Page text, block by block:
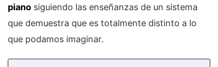
piano siguiendo las enseñanzas de un sistema
que demuestra que es totalmente distinto a lo
que podamos imaginar.